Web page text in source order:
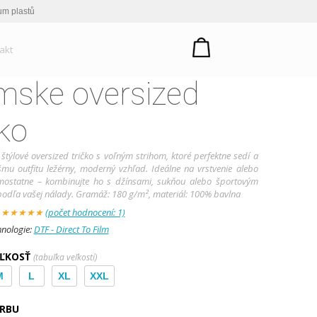
plastů
oversized
oversized tričko s voľným strihom, ktoré perfektne sedí a
outfitu ležérny, moderný vzhľad. Ideálne na vrstvenie alebo
– kombinujte ho s džínsami, sukňou alebo športovým
vašej nálady. Gramáž: 180 g/m², materiál: 100% bavlna
★★★★★(počet hodnocení: 1)
DTF - Direct To Film
(tabuľka veľkostí)
L XL XXL